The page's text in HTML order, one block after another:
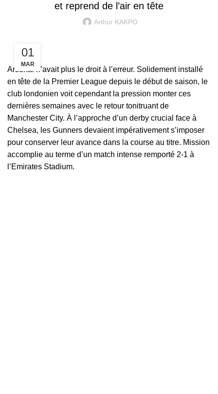
et reprend de l’air en tête
Arthur KAKPO
01
MAR
Arsenal n’avait plus le droit à l’erreur. Solidement installé
en tête de la Premier League depuis le début de saison, le
club londonien voit cependant la pression monter ces
dernières semaines avec le retour tonitruant de
Manchester City. À l’approche d’un derby crucial face à
Chelsea, les Gunners devaient impérativement s’imposer
pour conserver leur avance dans la course au titre. Mission
accomplie au terme d’un match intense remporté 2-1 à
l’Emirates Stadium.